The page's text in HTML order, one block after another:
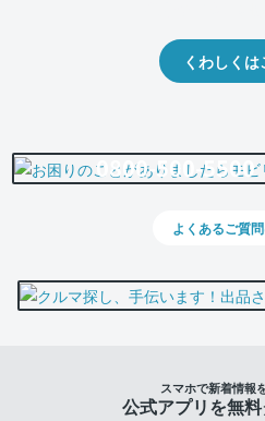
くわしくは
0800-500-5500
よくあるご質
スマホで新着情報
公式アプリを無